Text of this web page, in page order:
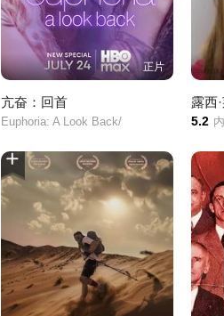
正片
亢奋：回首
Euphoria: A Look Back/ 5.2